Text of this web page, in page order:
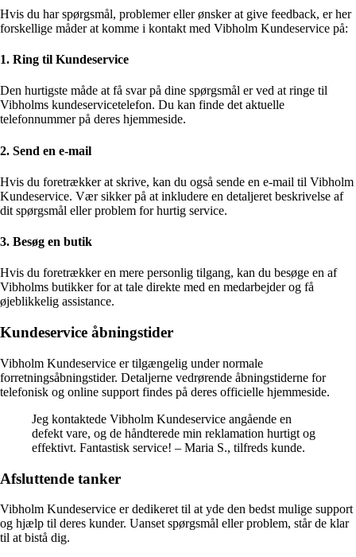
Hvis du har spørgsmål, problemer eller ønsker at give feedback, er her
forskellige måder at komme i kontakt med Vibholm Kundeservice på:
1. Ring til Kundeservice
Den hurtigste måde at få svar på dine spørgsmål er ved at ringe til
Vibholms kundeservicetelefon. Du kan finde det aktuelle
telefonnummer på deres hjemmeside.
2. Send en e-mail
Hvis du foretrækker at skrive, kan du også sende en e-mail til Vibholm
Kundeservice. Vær sikker på at inkludere en detaljeret beskrivelse af
dit spørgsmål eller problem for hurtig service.
3. Besøg en butik
Hvis du foretrækker en mere personlig tilgang, kan du besøge en af
Vibholms butikker for at tale direkte med en medarbejder og få
øjeblikkelig assistance.
Kundeservice åbningstider
Vibholm Kundeservice er tilgængelig under normale
forretningsåbningstider. Detaljerne vedrørende åbningstiderne for
telefonisk og online support findes på deres officielle hjemmeside.
Jeg kontaktede Vibholm Kundeservice angående en
defekt vare, og de håndterede min reklamation hurtigt og
effektivt. Fantastisk service! – Maria S., tilfreds kunde.
Afsluttende tanker
Vibholm Kundeservice er dedikeret til at yde den bedst mulige support
og hjælp til deres kunder. Uanset spørgsmål eller problem, står de klar
til at bistå dig.